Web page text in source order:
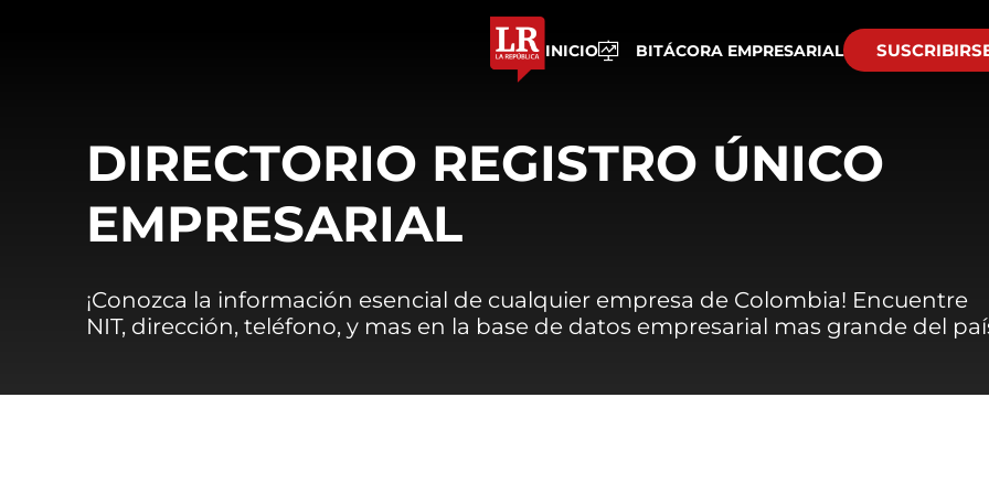
INICIO BITÁCORA EMPRESARIAL
DIRECTORIO REGISTRO ÚNICO
EMPRESARIAL
¡Conozca la información esencial de cualquier empresa de Colombia! Encuentre
NIT, dirección, teléfono, y mas en la base de datos empresarial mas grande del